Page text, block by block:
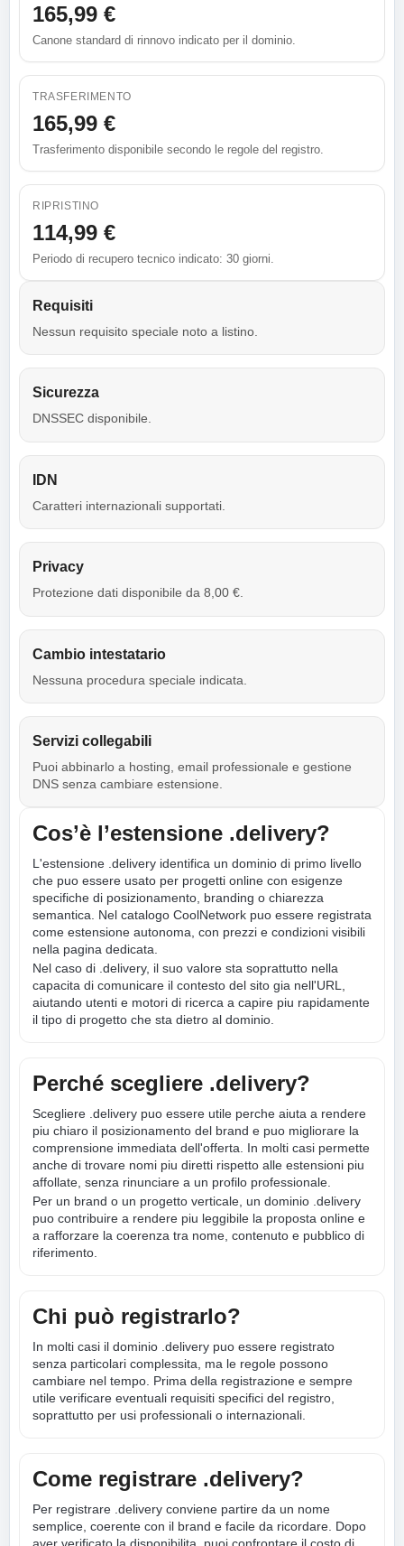
165,99 €
Canone standard di rinnovo indicato per il dominio.
TRASFERIMENTO
165,99 €
Trasferimento disponibile secondo le regole del registro.
RIPRISTINO
114,99 €
Periodo di recupero tecnico indicato: 30 giorni.
Requisiti
Nessun requisito speciale noto a listino.
Sicurezza
DNSSEC disponibile.
IDN
Caratteri internazionali supportati.
Privacy
Protezione dati disponibile da 8,00 €.
Cambio intestatario
Nessuna procedura speciale indicata.
Servizi collegabili
Puoi abbinarlo a hosting, email professionale e gestione
DNS senza cambiare estensione.
Cos’è l’estensione .delivery?
L'estensione .delivery identifica un dominio di primo livello
che puo essere usato per progetti online con esigenze
specifiche di posizionamento, branding o chiarezza
semantica. Nel catalogo CoolNetwork puo essere registrata
come estensione autonoma, con prezzi e condizioni visibili
nella pagina dedicata.
Nel caso di .delivery, il suo valore sta soprattutto nella
capacita di comunicare il contesto del sito gia nell'URL,
aiutando utenti e motori di ricerca a capire piu rapidamente
il tipo di progetto che sta dietro al dominio.
Perché scegliere .delivery?
Scegliere .delivery puo essere utile perche aiuta a rendere
piu chiaro il posizionamento del brand e puo migliorare la
comprensione immediata dell'offerta. In molti casi permette
anche di trovare nomi piu diretti rispetto alle estensioni piu
affollate, senza rinunciare a un profilo professionale.
Per un brand o un progetto verticale, un dominio .delivery
puo contribuire a rendere piu leggibile la proposta online e
a rafforzare la coerenza tra nome, contenuto e pubblico di
riferimento.
Chi può registrarlo?
In molti casi il dominio .delivery puo essere registrato
senza particolari complessita, ma le regole possono
cambiare nel tempo. Prima della registrazione e sempre
utile verificare eventuali requisiti specifici del registro,
soprattutto per usi professionali o internazionali.
Come registrare .delivery?
Per registrare .delivery conviene partire da un nome
semplice, coerente con il brand e facile da ricordare. Dopo